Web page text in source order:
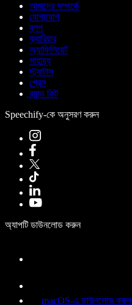
আমাদের সম্পর্কে
যোগাযোগ
ব্লগ
ক্যারিয়ার
অ্যাফিলিয়েট
সাহায্য
স্ট্যাটাস
প্রেস
ব্র্যান্ড কিট
Speechify-কে অনুসরণ করুন
অ্যাপটি ডাউনলোড করুন
macOS-এ ডাউনলোড করুন